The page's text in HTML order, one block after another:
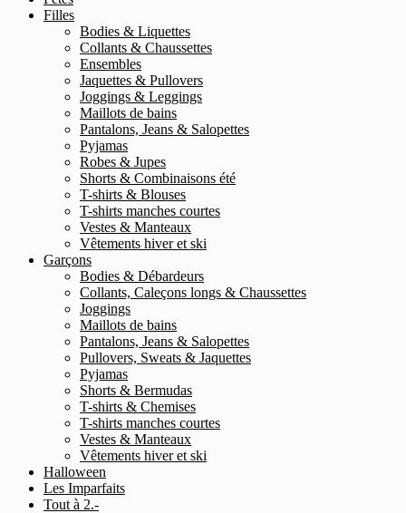
Filles
Bodies & Liquettes
Collants & Chaussettes
Ensembles
Jaquettes & Pullovers
Joggings & Leggings
Maillots de bains
Pantalons, Jeans & Salopettes
Pyjamas
Robes & Jupes
Shorts & Combinaisons été
T-shirts & Blouses
T-shirts manches courtes
Vestes & Manteaux
Vêtements hiver et ski
Garçons
Bodies & Débardeurs
Collants, Caleçons longs & Chaussettes
Joggings
Maillots de bains
Pantalons, Jeans & Salopettes
Pullovers, Sweats & Jaquettes
Pyjamas
Shorts & Bermudas
T-shirts & Chemises
T-shirts manches courtes
Vestes & Manteaux
Vêtements hiver et ski
Halloween
Les Imparfaits
Tout à 2.-